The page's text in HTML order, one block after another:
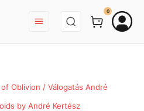
BEJELENTKEZÉS
0
Oblivion / Válogatás André
by André Kertész